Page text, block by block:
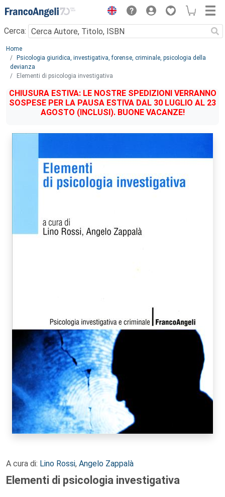
Menu
Cerca:
Main content
Home
Psicologia giuridica, investigativa, forense, criminale, psicologia della
devianza
Elementi di psicologia investigativa
CHIUSURA ESTIVA: LE NOSTRE SPEDIZIONI VERRANNO
SOSPESE PER LA PAUSA ESTIVA DAL 30 LUGLIO AL 23
AGOSTO (INCLUSI). BUONE VACANZE!
A cura di: Lino Rossi, Angelo Zappalà
Elementi di psicologia investigativa